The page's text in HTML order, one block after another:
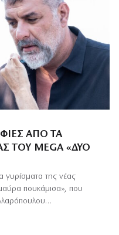
ΑΠΌ ΤΑ
ΤΟΥ MEGA «ΔΥΟ
γυρίσματα της νέας
πουκάμισα», που